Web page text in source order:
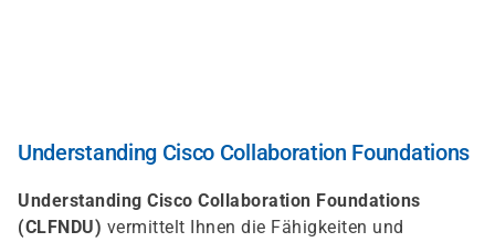
Understanding Cisco Collaboration Foundations
Understanding Cisco Collaboration Foundations
(CLFNDU) vermittelt Ihnen die Fähigkeiten und